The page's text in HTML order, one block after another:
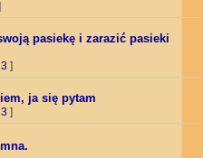
pasiekę i zarazić pasieki
3 ]
ja się pytam
3 ]